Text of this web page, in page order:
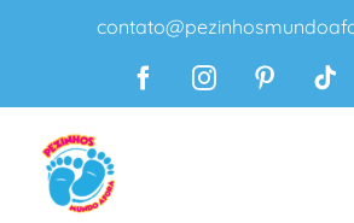
conteúdo
FacebookInstagramPinterest